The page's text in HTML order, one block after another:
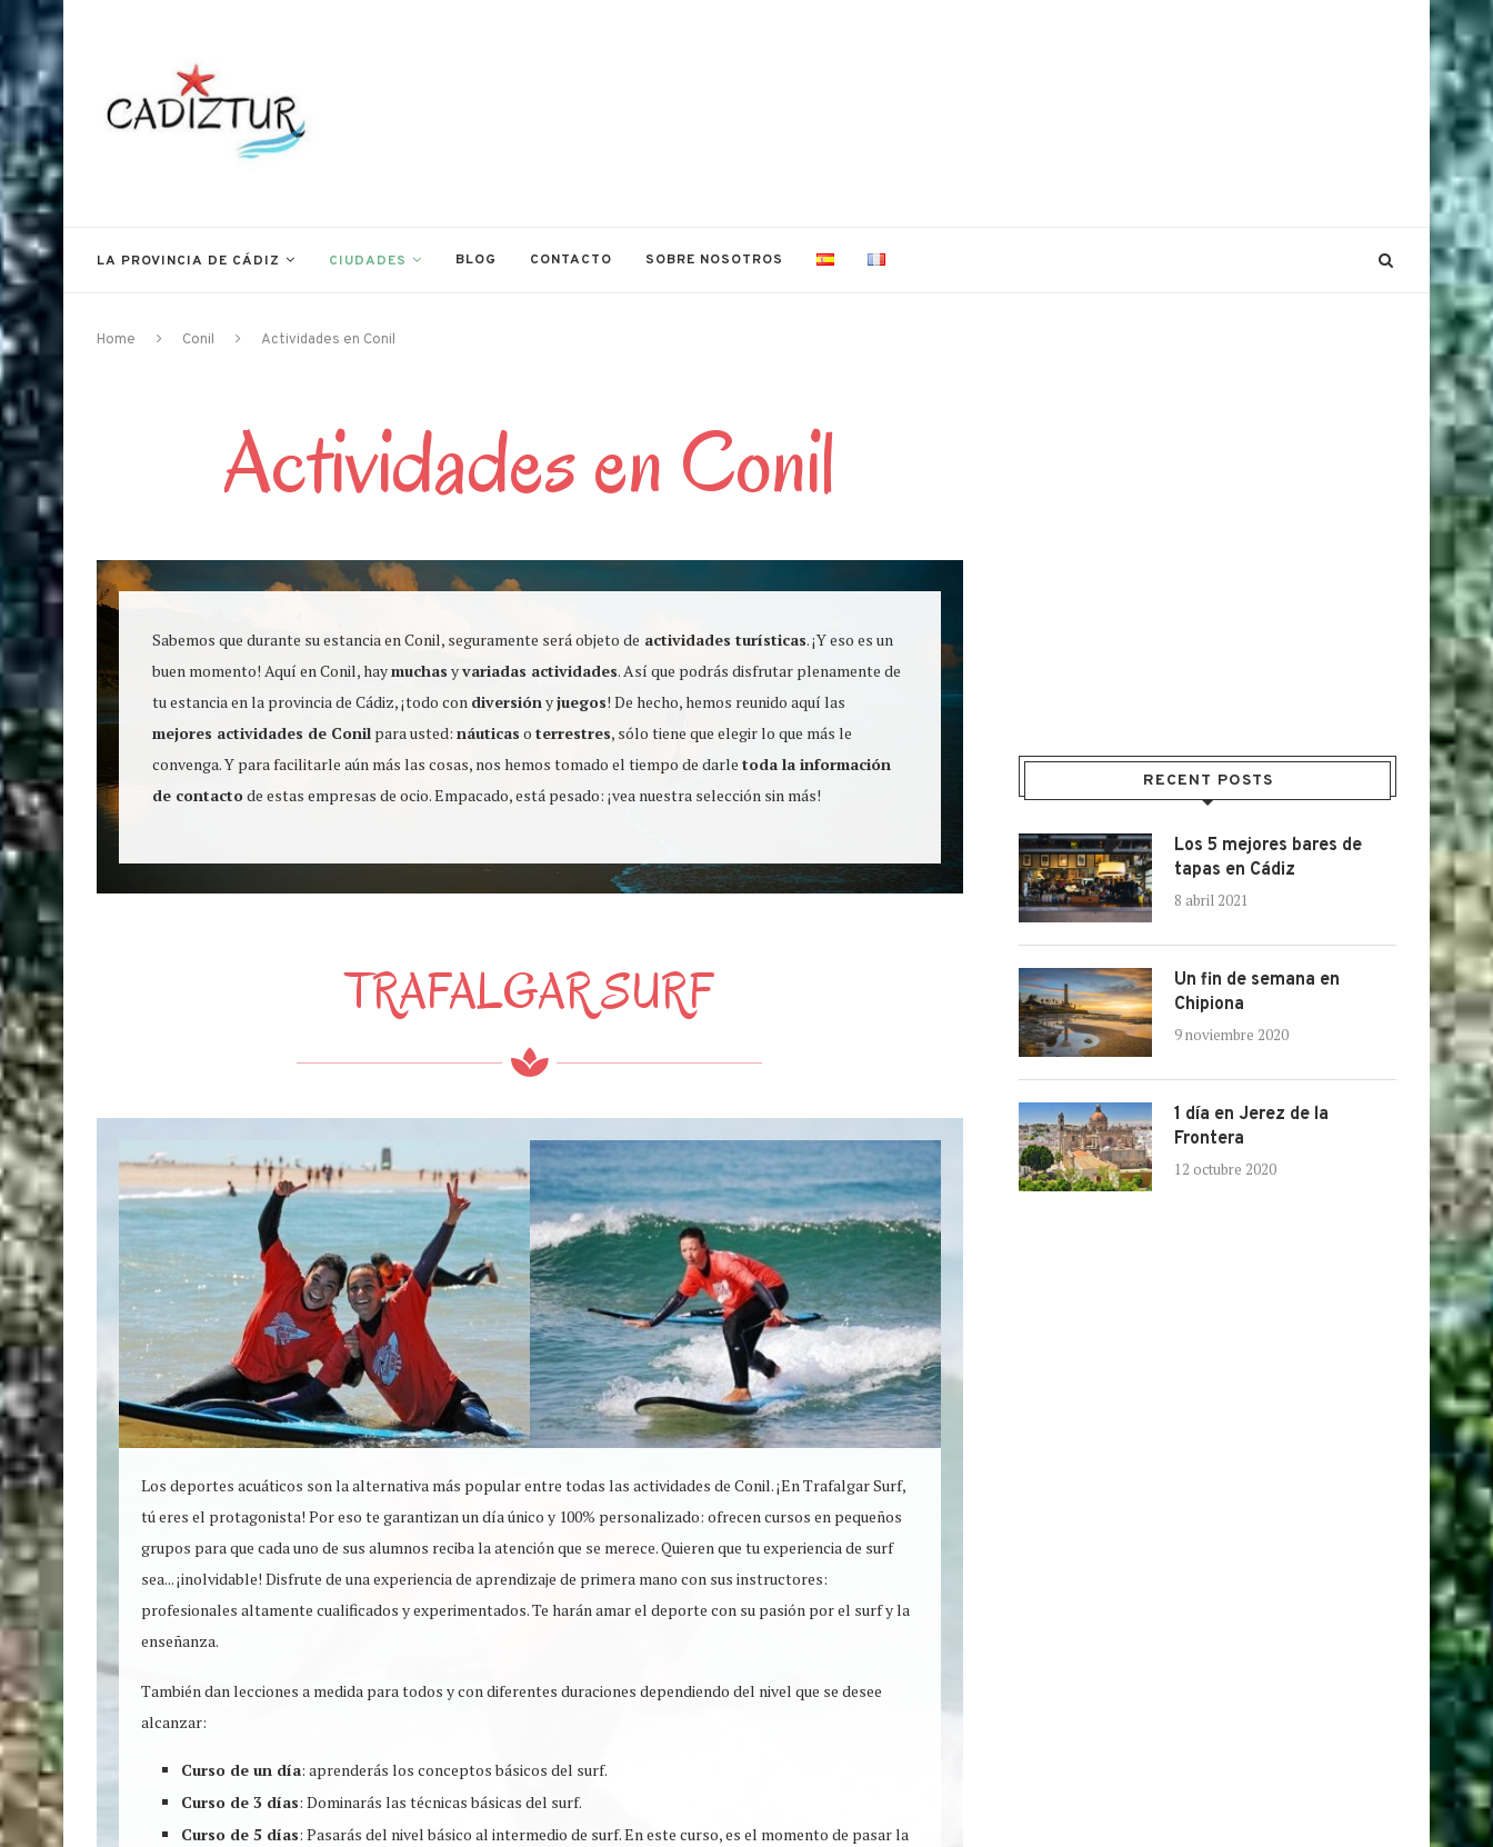
LA PROVINCIA DE CÁDIZ CIUDADES BLOG CONTACTO SOBRE NOSOTROS
Home Conil Actividades en Conil
Actividades en Conil
Sabemos que durante su estancia en Conil, seguramente será objeto de actividades turísticas. ¡Y eso es un
buen momento! Aquí en Conil, haymuchas yvariadas actividades. Así que podrás disfrutar plenamente de
tu estancia en la provincia de Cádiz, ¡todo con diversión yjuegos! De hecho, hemos reunido aquí las
mejores actividades de Conil para usted: náuticas o terrestres, sólo tiene que elegir lo que más le
convenga. Y para facilitarle aún más las cosas, nos hemos tomado el tiempo de darle toda la información
de contactode estas empresas de ocio. Empacado, está pesado: ¡vea nuestra selección sin más!
TRAFALGAR SURF
Los deportes acuáticos son la alternativa más popular entre todas las actividades de Conil. ¡En Trafalgar Surf,
tú eres el protagonista! Por eso te garantizan un día único y 100% personalizado: ofrecen cursos en pequeños
grupos para que cada uno de sus alumnos reciba la atención que se merece. Quieren que tu experiencia de surf
sea... ¡inolvidable! Disfrute de una experiencia de aprendizaje de primera mano con sus instructores:
profesionales altamente cualificados y experimentados. Te harán amar el deporte con su pasión por el surf y la
enseñanza.
También dan lecciones a medida para todos y con diferentes duraciones dependiendo del nivel que se desee
alcanzar:
Curso de un día: aprenderás los conceptos básicos del surf.
Curso de 3 días: Dominarás las técnicas básicas del surf.
Curso de 5 días: Pasarás del nivel básico al intermedio de surf. En este curso, es el momento de pasar la
RECENT POSTS
Los 5 mejores bares de
tapas en Cádiz
8 abril 2021
Un fin de semana en
Chipiona
9 noviembre 2020
1 día en Jerez de la
Frontera
12 octubre 2020